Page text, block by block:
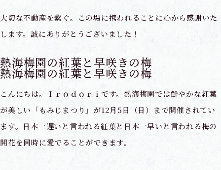
大切な不動産を繋ぐ。この場に携われることに心から感謝いた
します。誠にありがとうございました！
熱海梅園の紅葉と早咲きの梅
熱海梅園の紅葉と早咲きの梅
こんにちは。Ｉｒｏｄｏｒｉです。熱海梅園では鮮やかな紅葉
が美しい「もみじまつり」が12月5日（日）まで開催されてい
ます。日本一遅いと言われる紅葉と日本一早いと言われる梅の
開花を同時に愛でることができます。